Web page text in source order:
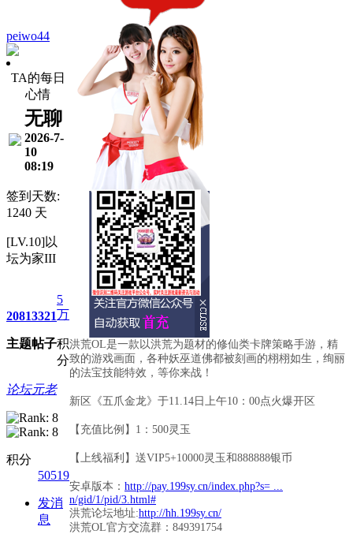
peiwo44
TA的每日
心情
无聊
2026-7-
10
08:19
签到天数:
1240 天
[LV.10]以
坛为家III
2081
主题
3321
帖子
5
万
积
分
论坛元老
积分
50519
发消
息
洪荒OL是一款以洪荒为题材的修仙类卡牌策略手游，精
致的游戏画面，各种妖巫道佛都被刻画的栩栩如生，绚丽
的法宝技能特效，等你来战！
新区《五爪金龙》于11.14日上午10：00点火爆开区
【充值比例】1：500灵玉
【上线福利】送VIP5+10000灵玉和888888银币
安卓版本： http://pay.199sy.cn/index.php?s= ...
n/gid/1/pid/3.html#
洪荒论坛地址:http://hh.199sy.cn/
洪荒OL官方交流群：849391754